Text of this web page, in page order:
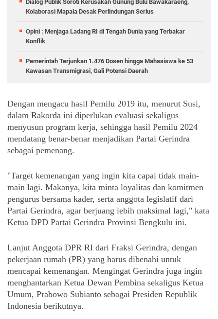
Dialog Publik Soroti Kerusakan Gunung Bulu Bawakaraeng,
Kolaborasi Mapala Desak Perlindungan Serius
Opini : Menjaga Ladang RI di Tengah Dunia yang Terbakar
Konflik
Pemerintah Terjunkan 1.476 Dosen hingga Mahasiswa ke 53
Kawasan Transmigrasi, Gali Potensi Daerah
Dengan mengacu hasil Pemilu 2019 itu, menurut Susi,
dalam Rakorda ini diperlukan evaluasi sekaligus
menyusun program kerja, sehingga hasil Pemilu 2024
mendatang benar-benar menjadikan Partai Gerindra
sebagai pemenang.
"Target kemenangan yang ingin kita capai tidak main-
main lagi. Makanya, kita minta loyalitas dan komitmen
pengurus bersama kader, serta anggota legislatif dari
Partai Gerindra, agar berjuang lebih maksimal lagi," kata
Ketua DPD Partai Gerindra Provinsi Bengkulu ini.
Lanjut Anggota DPR RI dari Fraksi Gerindra, dengan
pekerjaan rumah (PR) yang harus dibenahi untuk
mencapai kemenangan. Mengingat Gerindra juga ingin
menghantarkan Ketua Dewan Pembina sekaligus Ketua
Umum, Prabowo Subianto sebagai Presiden Republik
Indonesia berikutnya.